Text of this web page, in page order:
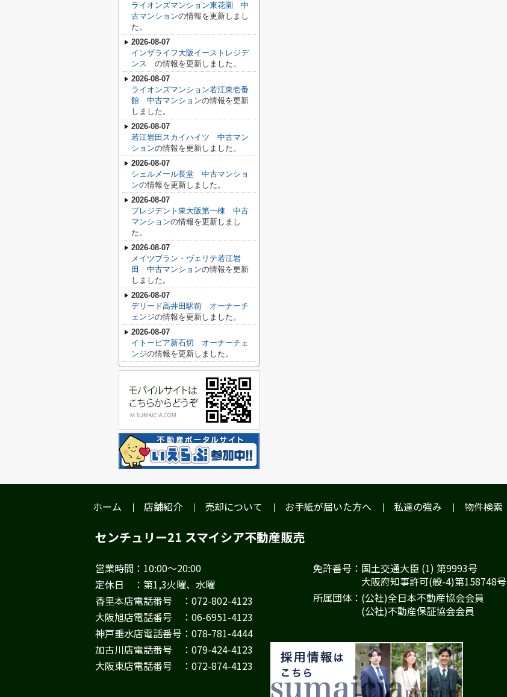
ライオンズマンション東花園 中
古マンションの情報を更新しまし
た。
2026-08-07
インザライフ大阪イーストレジデ
ンス の情報を更新しました。
2026-08-07
ライオンズマンション若江東壱番
館 中古マンションの情報を更新
しました。
2026-08-07
若江岩田スカイハイツ 中古マン
ションの情報を更新しました。
2026-08-07
シェルメール長堂 中古マンショ
ンの情報を更新しました。
2026-08-07
プレジデント東大阪第一棟 中古
マンションの情報を更新しまし
た。
2026-08-07
メイツブラン・ヴェリテ若江岩
田 中古マンションの情報を更新
しました。
2026-08-07
デリード高井田駅前 オーナーチ
ェンジの情報を更新しました。
2026-08-07
イトーピア新石切 オーナーチェ
ンジの情報を更新しました。
ホーム 店舗紹介 売却について お手紙が届いた方へ 私達の強み 物件検索
センチュリー21 スマイシア不動産販売
営業時間：10:00～20:00
定休日 ：第1,3火曜、水曜
香里本店電話番号 ：072-802-4123
大阪旭店電話番号 ：06-6951-4123
神戸垂水店電話番号：078-781-4444
加古川店電話番号 ：079-424-4123
大阪東店電話番号 ：072-874-4123
免許番号：国土交通大臣 (1) 第9993号
大阪府知事許可(般-4)第158748号
所属団体：(公社)全日本不動産協会会員
(公社)不動産保証協会会員